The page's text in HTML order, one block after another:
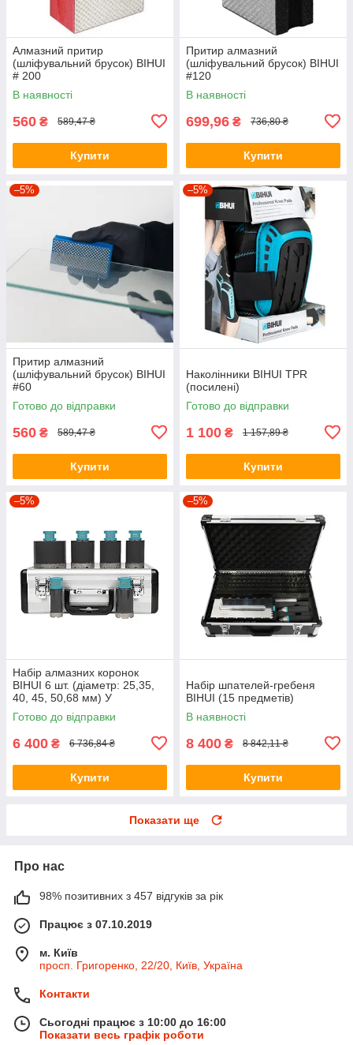
Алмазний притир
(шліфувальний брусок) BIHUI
# 200
В наявності
560 ₴ 589,47 ₴
Купити
Притир алмазний
(шліфувальний брусок) BIHUI
#120
В наявності
699,96 ₴ 736,80 ₴
Купити
–5%
Притир алмазний
(шліфувальний брусок) BIHUI
#60
Готово до відправки
560 ₴ 589,47 ₴
Купити
–5%
Наколінники BIHUI TPR
(посилені)
Готово до відправки
1 100 ₴ 1 157,89 ₴
Купити
–5%
Набір алмазних коронок
BIHUI 6 шт. (діаметр: 25,35,
40, 45, 50,68 мм) У
МЕТАЛІЧНОМУ КЕЙСІ
Готово до відправки
6 400 ₴ 6 736,84 ₴
Купити
–5%
Набір шпателей-гребеня
BIHUI (15 предметів)
В наявності
8 400 ₴ 8 842,11 ₴
Купити
Показати ще
Про нас
98% позитивних з 457 відгуків за рік
Працює з 07.10.2019
м. Київ
просп. Григоренко, 22/20, Київ, Україна
Контакти
Сьогодні працює з 10:00 до 16:00
Показати весь графік роботи